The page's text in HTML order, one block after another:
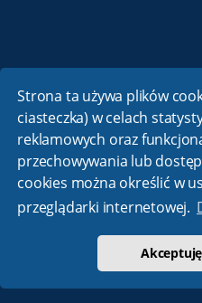
Strona ta używa plików
ciasteczka) w celach
reklamowych oraz
przechowywania lub
cookies można określić w
przeglądarki internetowej.